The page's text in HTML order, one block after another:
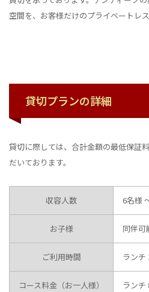
空間を、お客様だけのプライベートレ
貸切プランの詳細
貸切に際しては、合計金額の最低保証
だいております。
収容人数 6名様
お子様 同伴可
ご利用時間 ランチ
コース料金（お一人様） ランチ